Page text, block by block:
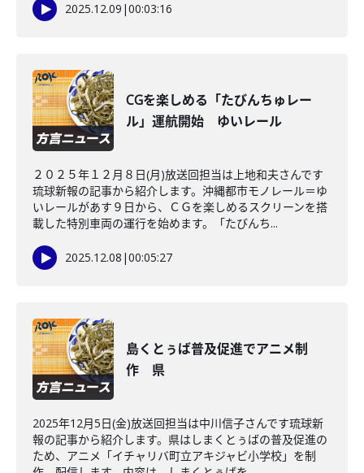
2025.12.09 |00:03:16
CGを楽しめる「たびんちゅレー
ル」運航開始 ゆいレール
２０２５年１２月８日(月)放送回担当は上地和夫さんです
琉球新報の記事から紹介します。沖縄都市モノレール＝ゆ
いレールがあす９日から、ＣＧを楽しめるスクリーンを搭
載した特別車両の運行を始めます。「たびんち...
2025.12.08 |00:05:27
島くとぅば普及促進でアニメ制
作 県
2025年12月5日(金)放送回担当は中川信子さんです琉球新
報の記事から紹介します。県はしまくとぅばの普及促進の
ため、アニメ「イチャリバ町立アキジャビ小学校」を制